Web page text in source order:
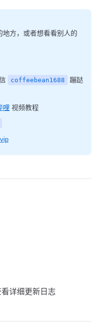
方，或者想看看别人的
coffeebean1688
蹦跶
哩 视频教程
看详细更新日志